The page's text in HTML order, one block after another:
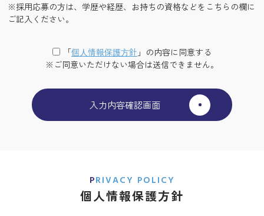
※採用応募の方は、学歴や経歴、お持ちの資格などをこちらの欄に
ご記入ください。
「個⼈情報保護⽅針 」の内容に同意する
※ご同意いただけない場合は送信できません。
PRIVACY POLICY
個人情報保護方針